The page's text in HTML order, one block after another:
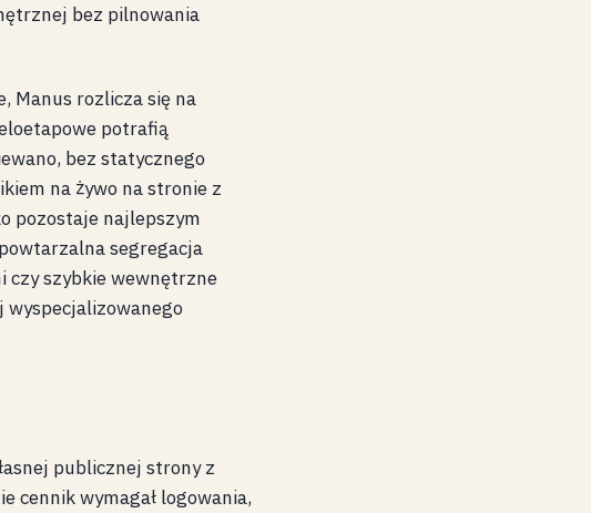
bez pilnowania
Manus rozlicza się na
potrafią
bez statycznego
na żywo na stronie z
pozostaje najlepszym
segregacja
czy szybkie wewnętrzne
wyspecjalizowanego
publicznej strony z
cennik wymagał logowania,